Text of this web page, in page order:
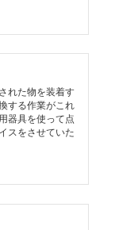
れた物を装着す
する作業がこれ
器具を使って点
スをさせていた